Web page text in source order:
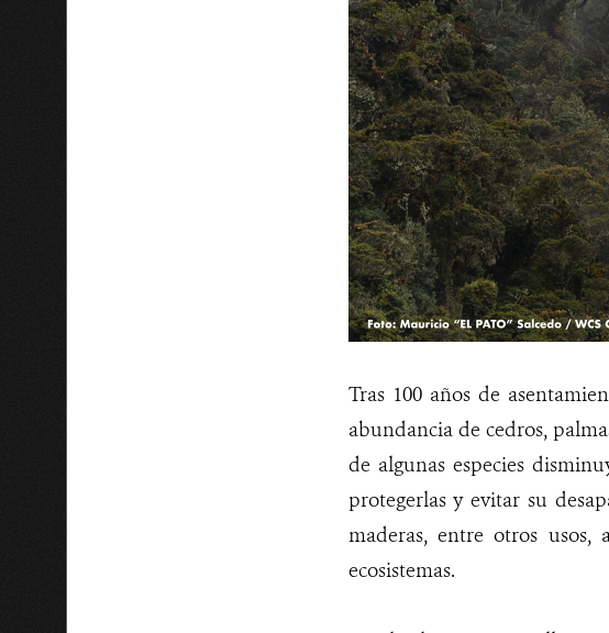
Tras 100 años de
abundancia de cedros,
de algunas especies
protegerlas y evitar su
maderas, entre otros
ecosistemas.